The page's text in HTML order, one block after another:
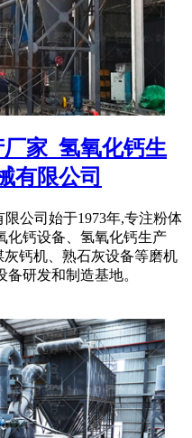
家_氢氧化钙生
有限公司
公司始于1973年,专注粉体
化钙设备、氢氧化钙生产
钙机、熟石灰设备等磨机
研发和制造基地。